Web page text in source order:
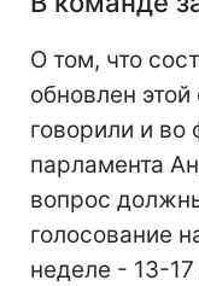
О том, что
обновлен
говорили и
парламента
вопрос
голосование
неделе - 13-17